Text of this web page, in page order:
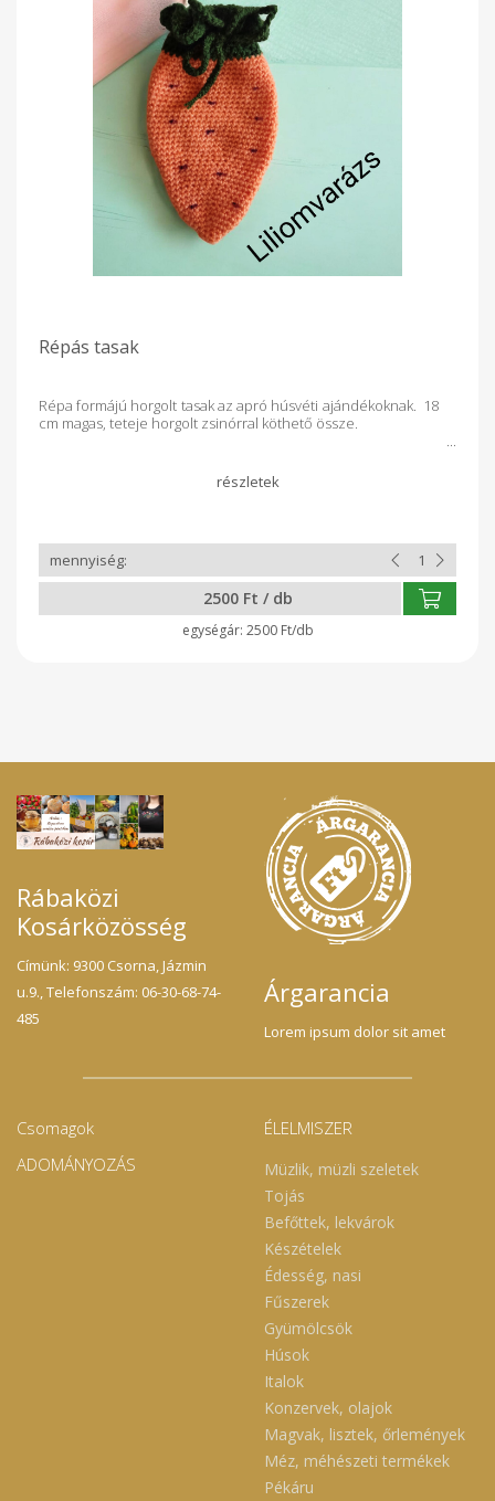
Répás tasak
Répa formájú horgolt tasak az apró húsvéti ajándékoknak. 18
cm magas, teteje horgolt zsinórral köthető össze.
2500 Ft / db
2500 Ft/db
Rábaközi
Kosárközösség
Címünk: 9300 Csorna, Jázmin
u.9., Telefonszám: 06-30-68-74-
485
Árgarancia
Lorem ipsum dolor sit amet
Csomagok
ADOMÁNYOZÁS
ÉLELMISZER
Müzlik, müzli szeletek
Tojás
Befőttek, lekvárok
Készételek
Édesség, nasi
Fűszerek
Gyümölcsök
Húsok
Italok
Konzervek, olajok
Magvak, lisztek, őrlemények
Méz, méhészeti termékek
Pékáru